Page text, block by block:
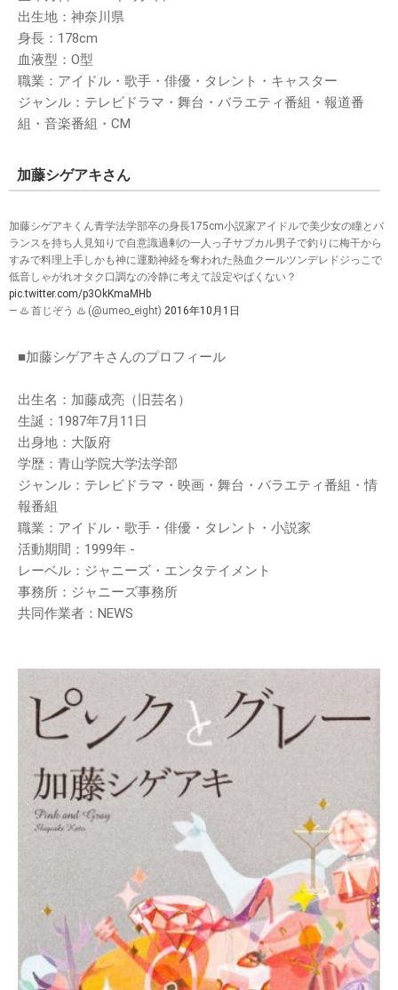
出生地：神奈川県
身長：178cm
血液型：O型
職業：アイドル・歌手・俳優・タレント・キャスター
ジャンル：テレビドラマ・舞台・バラエティ番組・報道番
組・音楽番組・CM
加藤シゲアキさん
加藤シゲアキくん青学法学部卒の身長175cm小説家アイドルで美少女の瞳とバ
ランスを持ち人見知りで自意識過剰の一人っ子サブカル男子で釣りに梅干から
すみで料理上手しかも神に運動神経を奪われた熱血クールツンデレドジっこで
低音しゃがれオタク口調なの冷静に考えて設定やばくない？
pic.twitter.com/p3OkKmaMHb
— ♨️ 首じぞう ♨️ (@umeo_eight) 2016年10月1日
■加藤シゲアキさんのプロフィール
出生名：加藤成亮（旧芸名）
生誕：1987年7月11日
出身地：大阪府
学歴：青山学院大学法学部
ジャンル：テレビドラマ・映画・舞台・バラエティ番組・情
報番組
職業：アイドル・歌手・俳優・タレント・小説家
活動期間：1999年 -
レーベル：ジャニーズ・エンタテイメント
事務所：ジャニーズ事務所
共同作業者：NEWS